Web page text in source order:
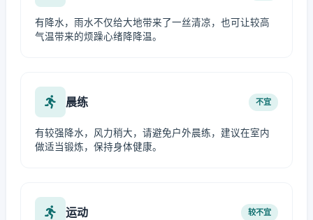
有降水，雨水不仅给大地带来了一丝清凉，也可让较高
气温带来的烦躁心绪降降温。
晨练 不宜
有较强降水，风力稍大，请避免户外晨练，建议在室内
做适当锻炼，保持身体健康。
运动 较不宜